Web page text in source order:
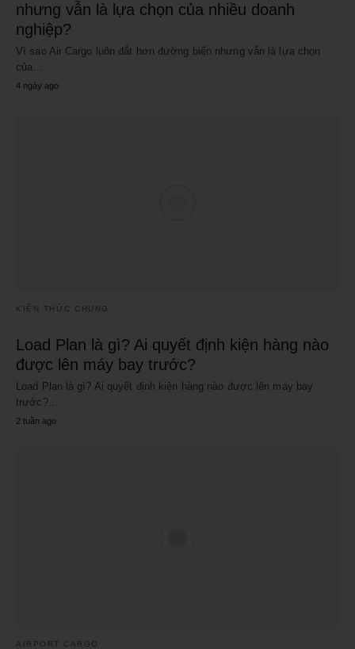
nhưng vẫn là lựa chọn của nhiều doanh
nghiệp?
Vì sao Air Cargo luôn đắt hơn đường biển nhưng vẫn là lựa chọn
của…
4 ngày ago
KIẾN THỨC CHUNG
Load Plan là gì? Ai quyết định kiện hàng nào
được lên máy bay trước?
Load Plan là gì? Ai quyết định kiện hàng nào được lên máy bay
trước?…
2 tuần ago
AIRPORT CARGO